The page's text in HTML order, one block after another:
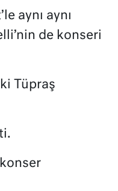
aynı aynı
de konseri
Tüpraş